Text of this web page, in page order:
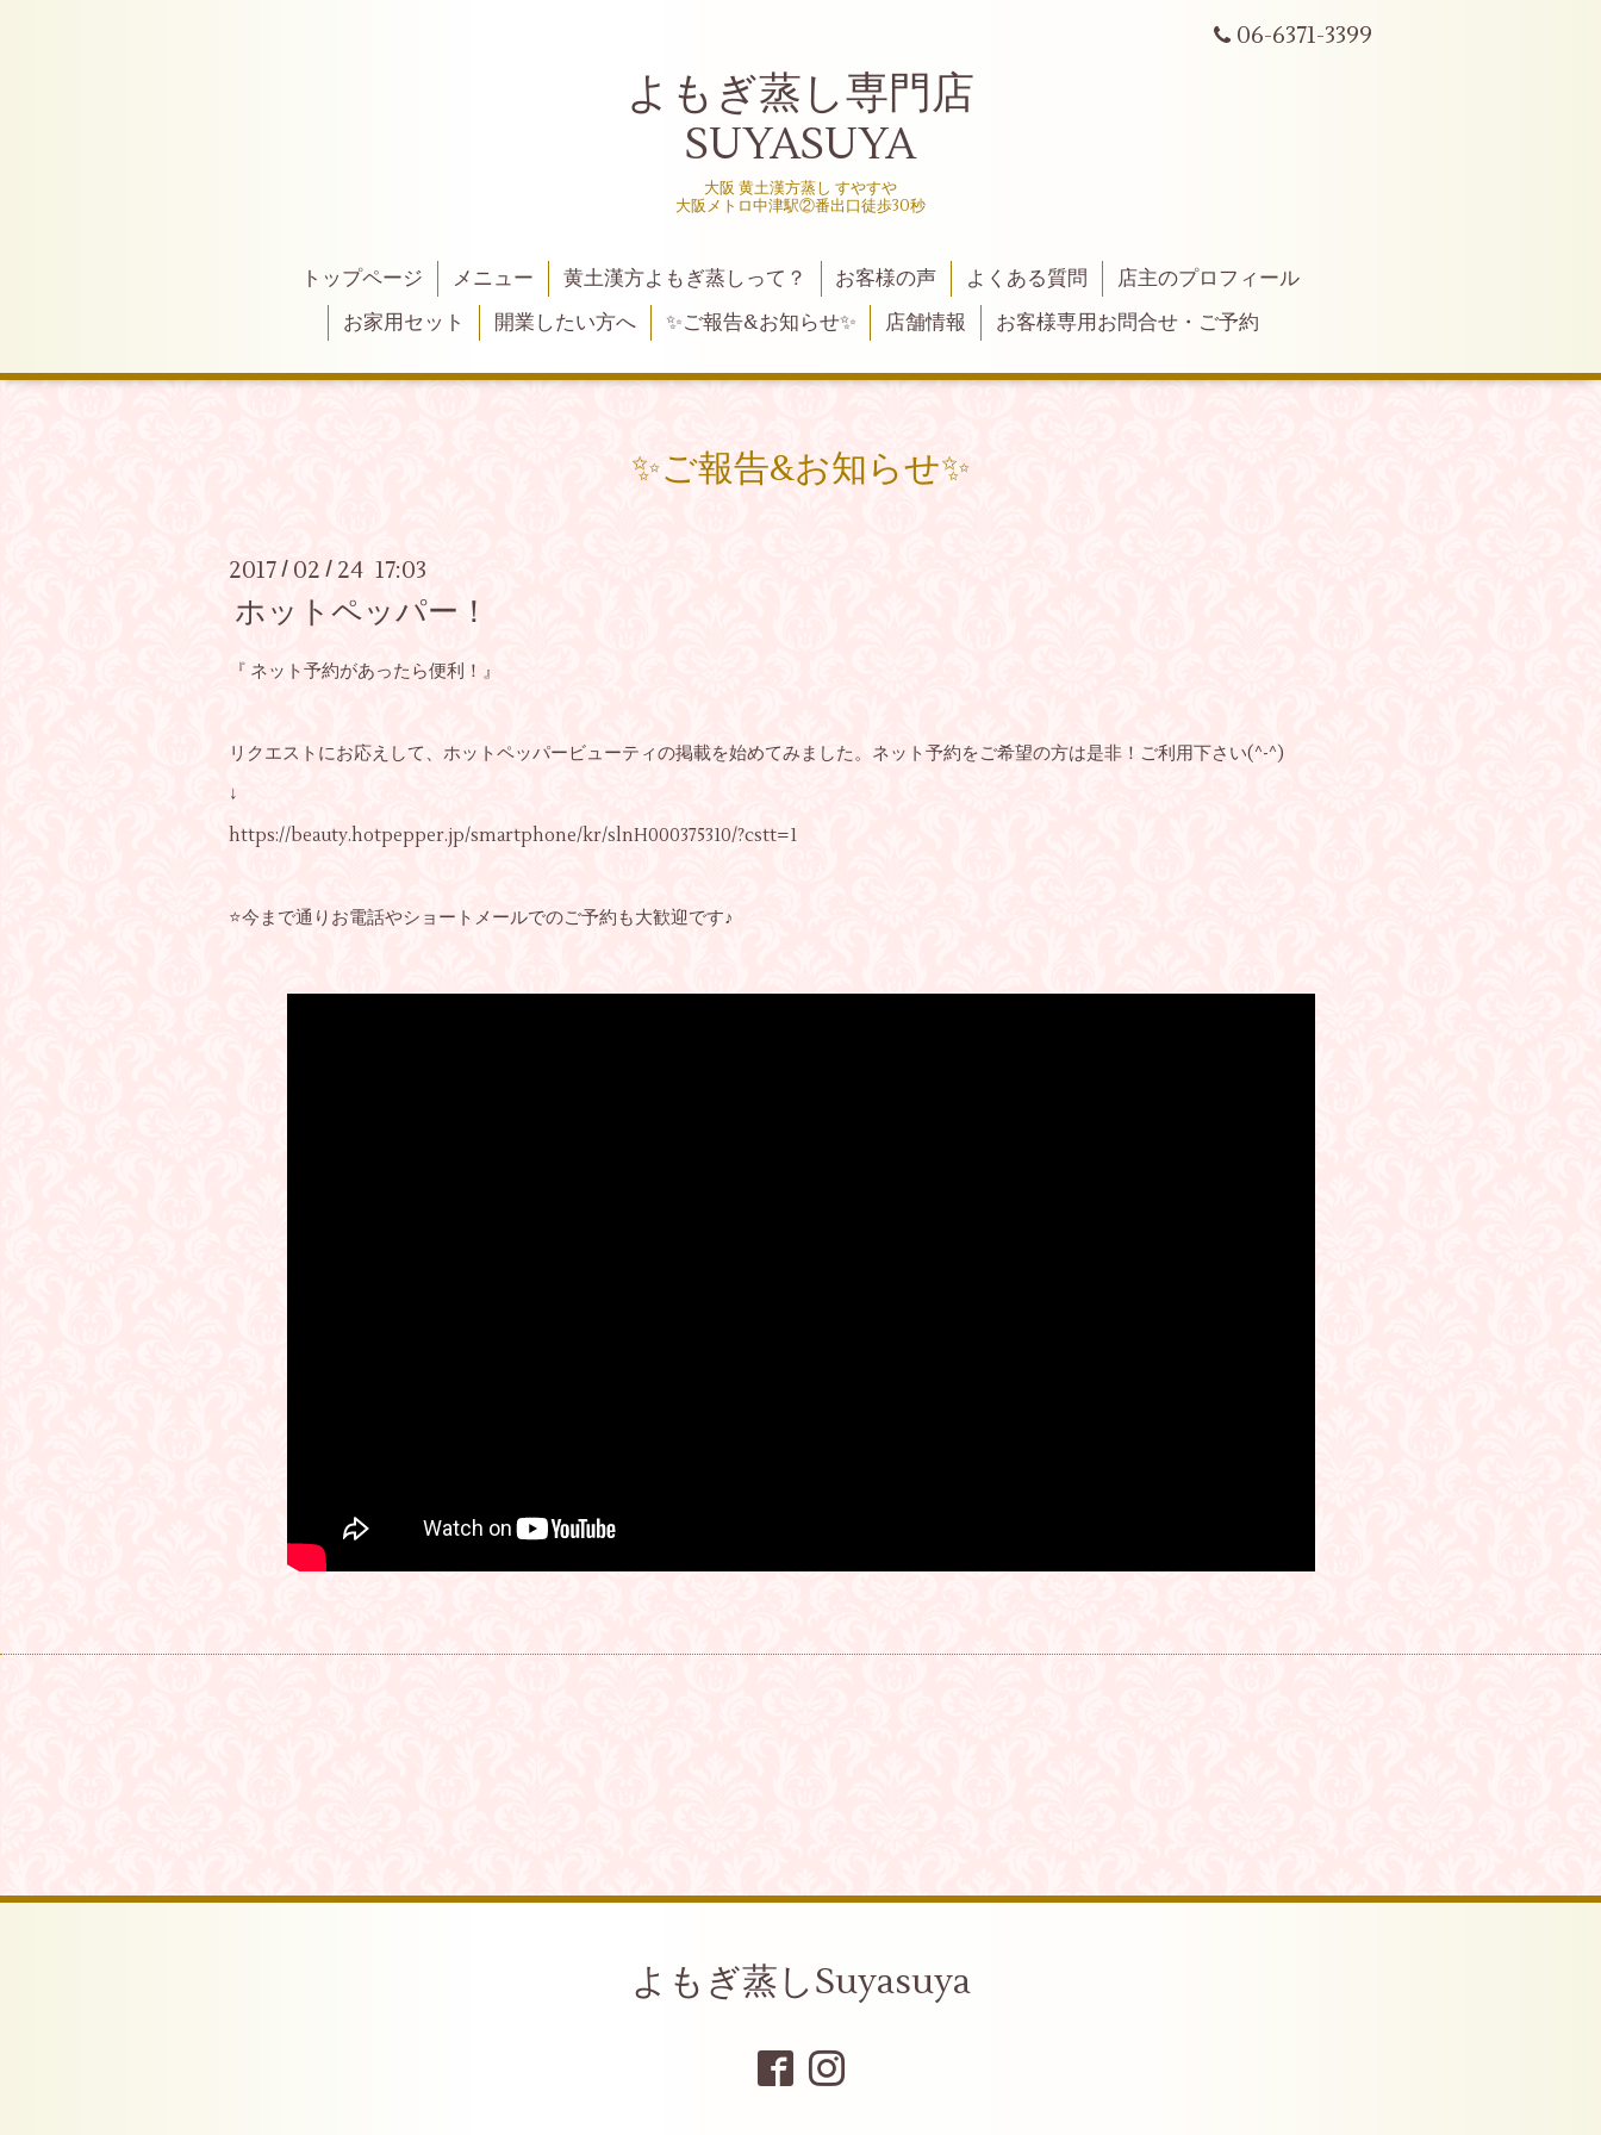
06-6371-3399
よもぎ蒸し専門店
SUYASUYA
大阪 黄土漢方蒸し すやすや
大阪メトロ中津駅②番出口徒歩30秒
トップページ メニュー 黄土漢方よもぎ蒸しって？ お客様の声 よくある質問
店主のプロフィール
お家用セット
開業したい方へ ✨ご報告&お知らせ✨ 店舗情報 お客様専用お問合せ・ご予約
✨ご報告&お知らせ✨
2017 / 02 / 24 17:03
ホットペッパー！
『 ネット予約があったら便利！』
リクエストにお応えして、ホットペッパービューティの掲載を始めてみました。ネット予約をご希望の方は是非！ご利用下さい(^-^)
↓
https://beauty.hotpepper.jp/smartphone/kr/slnH000375310/?cstt=1
⭐今まで通りお電話やショートメールでのご予約も大歓迎です♪
よもぎ蒸しSuyasuya